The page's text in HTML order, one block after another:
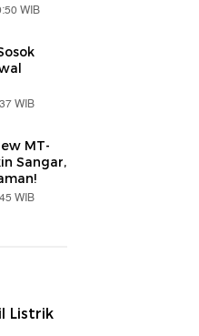
WIB
WIB
MT-
Sangar,
WIB
Listrik